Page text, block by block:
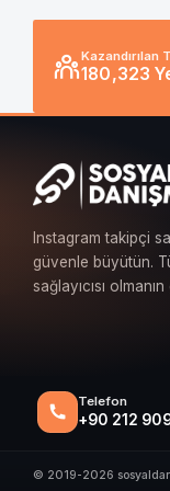
Kazandırılan
180,323
Instagram takipçi
güvenle büyütün.
sağlayıcısı
Telefon
+90 212
© 2019-2026